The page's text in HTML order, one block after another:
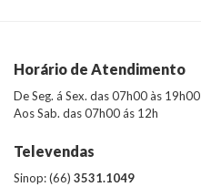
Horário de Atendimento
De Seg. á Sex. das 07h00 às 19h00
Aos Sab. das 07h00 ás 12h
Televendas
Sinop: (66) 3531.1049